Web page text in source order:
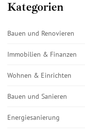
Kategorien
Bauen und Renovieren
Immobilien & Finanzen
Wohnen & Einrichten
Bauen und Sanieren
Energiesanierung